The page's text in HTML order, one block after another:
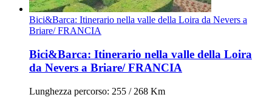
Bici&Barca: Itinerario nella valle della Loira da Nevers a
Briare/ FRANCIA
Bici&Barca: Itinerario nella valle della Loira
da Nevers a Briare/ FRANCIA
Lunghezza percorso: 255 / 268 Km